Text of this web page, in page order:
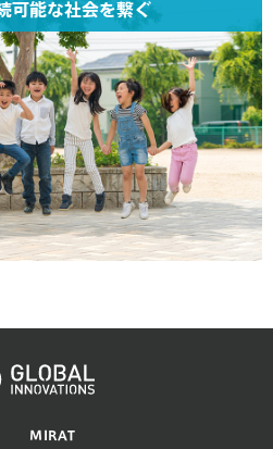
可能な社会を繋ぐ
MIRAT